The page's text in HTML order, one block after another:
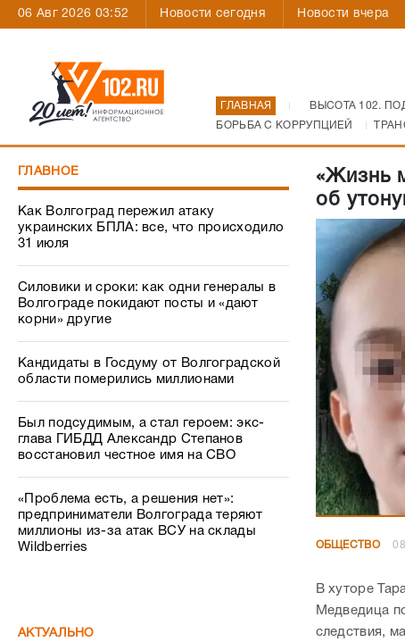
06 Авг 2026 03:52 Новости сегодня Новости вчера
ГЛАВНАЯ ВЫСОТА 102.
БОРЬБА С КОРРУПЦИЕЙ
ГЛАВНОЕ
Как Волгоград пережил атаку
украинских БПЛА: все, что происходило
31 июля
Силовики и сроки: как одни генералы в
Волгограде покидают посты и «дают
корни» другие
Кандидаты в Госдуму от Волгоградской
области померились миллионами
Был подсудимым, а стал героем: экс-
глава ГИБДД Александр Степанов
восстановил честное имя на СВО
«Проблема есть, а решения нет»:
предприниматели Волгограда теряют
миллионы из-за атак ВСУ на склады
Wildberries
АКТУАЛЬНО
«Жизнь
об
ОБЩЕСТВО
В хуторе
Медведица
следствия,